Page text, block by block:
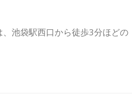
、池袋駅西口から徒歩3分ほどの